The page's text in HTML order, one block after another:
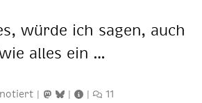
wür­de ich sa­gen, auch
al­les ein …
notiert | | | 11